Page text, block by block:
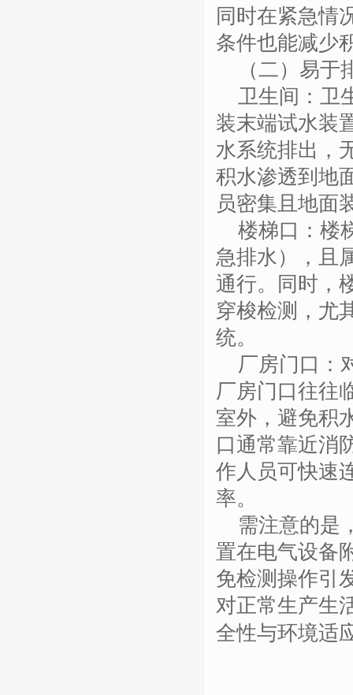
同时在紧急情
条件也能减少
（二）易于
卫生间：卫
装末端试水装
水系统排出，
积水渗透到地
员密集且地面
楼梯口：楼
急排水），且
通行。同时，
穿梭检测，尤
统。
厂房门口：
厂房门口往往
室外，避免积
口通常靠近消
作人员可快速
率。
需注意的是
置在电气设备
免检测操作引
对正常生产生
全性与环境适